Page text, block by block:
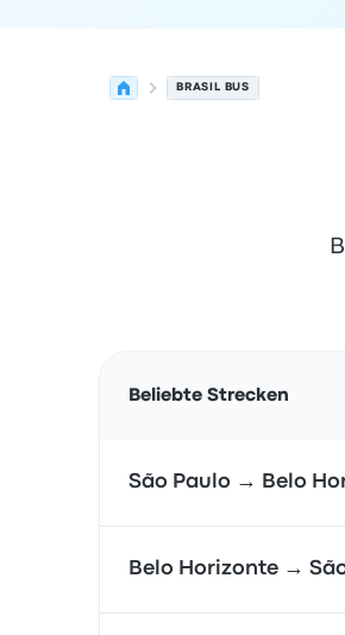
BRASIL BUS
Beliebte Strecken
São Paulo → Belo
Belo Horizonte →